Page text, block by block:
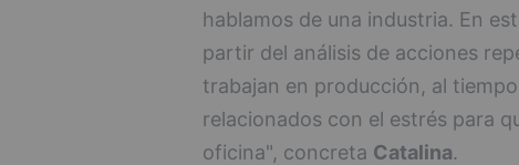
hablamos de una industria. En
partir del análisis de acciones
trabajan en producción, al
relacionados con el estrés para
oficina", concreta Catalina.